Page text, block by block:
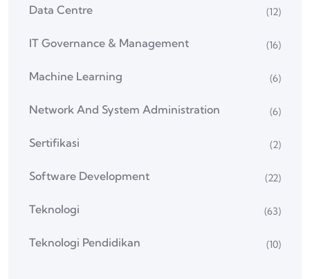
Blog Digital Creative (4)
Blog IT Security (27)
Blog Uncategorized (17)
Data Centre (12)
IT Governance & Management (16)
Machine Learning (6)
Network And System Administration (6)
Sertifikasi (2)